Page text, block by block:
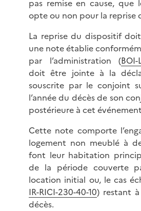
pas remise en cause, que
opte ou non pour la reprise
La reprise du dispositif
une note établie
par l’administration (BOI-
doit être jointe à la
souscrite par le conjoint
l’année du décès de son
postérieure à cet
Cette note comporte
logement non meublé à
font leur habitation
de la période couverte
location initial ou, le cas
IR-RICI-230-40-10) restant
décès.